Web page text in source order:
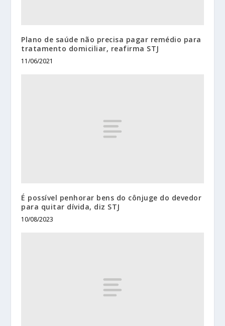
Plano de saúde não precisa pagar remédio para
tratamento domiciliar, reafirma STJ
11/06/2021
É possível penhorar bens do cônjuge do devedor
para quitar dívida, diz STJ
10/08/2023